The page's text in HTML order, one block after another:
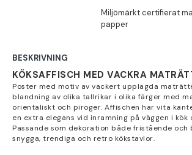
BESKRIVNING
KÖKSAFFISCH MED VACKRA
Poster med motiv av vackert upplagda
blandning av olika tallrikar i olika färger med
orientaliskt och piroger. Affischen har vita
en extra elegans vid inramning på väggen i kök
Passande som dekoration både fristående och
snygga, trendiga och retro kökstavlor.